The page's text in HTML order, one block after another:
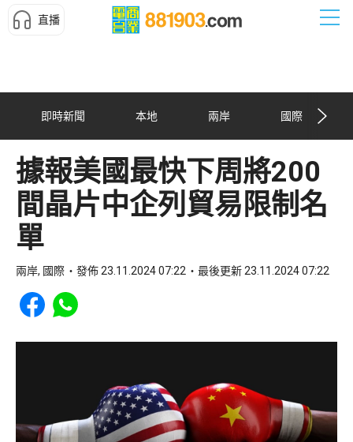
直播
即時新聞 本地 兩岸 國際
據報美國最快下周將200
間晶片中企列貿易限制名
單
兩岸, 國際 發佈 23.11.2024 07:22 最後更新 23.11.2024 07:22
Share to Facebook
Share to WhatsApp